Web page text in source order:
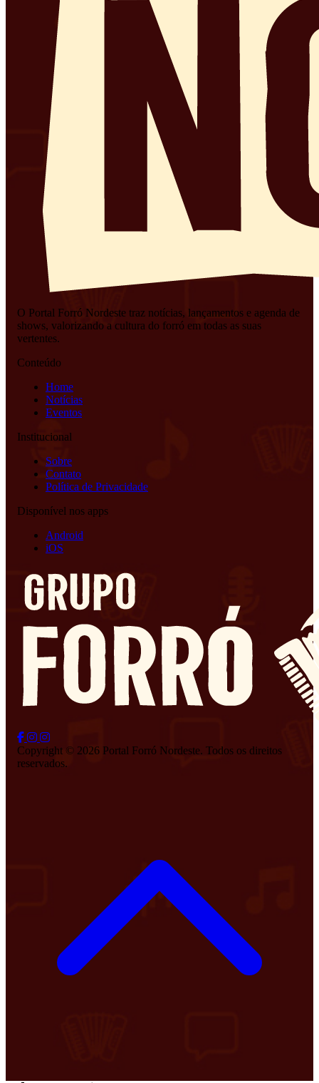
O Portal Forró Nordeste traz notícias, lançamentos e agenda de
shows, valorizando a cultura do forró em todas as suas
vertentes.
Conteúdo
Home
Notícias
Eventos
Institucional
Sobre
Contato
Política de Privacidade
Disponível nos apps
Android
iOS
Copyright © 2026 Portal Forró Nordeste. Todos os direitos
reservados.